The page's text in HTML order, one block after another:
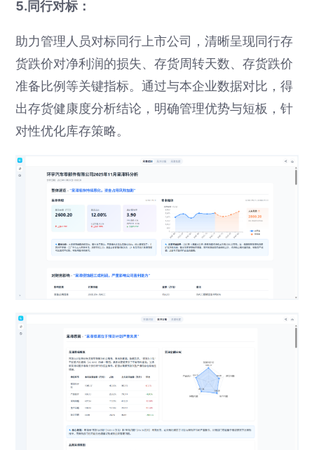
5.同行对标：
助力管理人员对标同行上市公司，清晰呈现同行存
货跌价对净利润的损失、存货周转天数、存货跌价
准备比例等关键指标。通过与本企业数据对比，得
出存货健康度分析结论，明确管理优势与短板，针
对性优化库存策略。